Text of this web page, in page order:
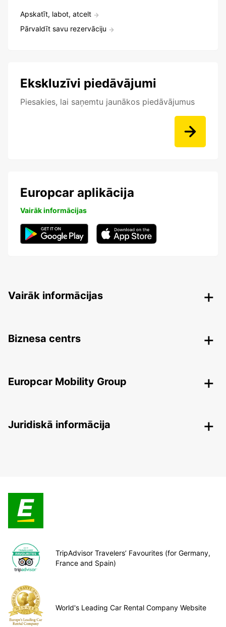
Apskatīt, labot, atcelt
Pārvaldīt savu rezervāciju
Ekskluzīvi piedāvājumi
Piesakies, lai saņemtu jaunākos piedāvājumus
Europcar aplikācija
Vairāk informācijas
Vairāk informācijas
Biznesa centrs
Europcar Mobility Group
Juridiskā informācija
TripAdvisor Travelers’ Favourites (for Germany,
France and Spain)
World's Leading Car Rental Company Website